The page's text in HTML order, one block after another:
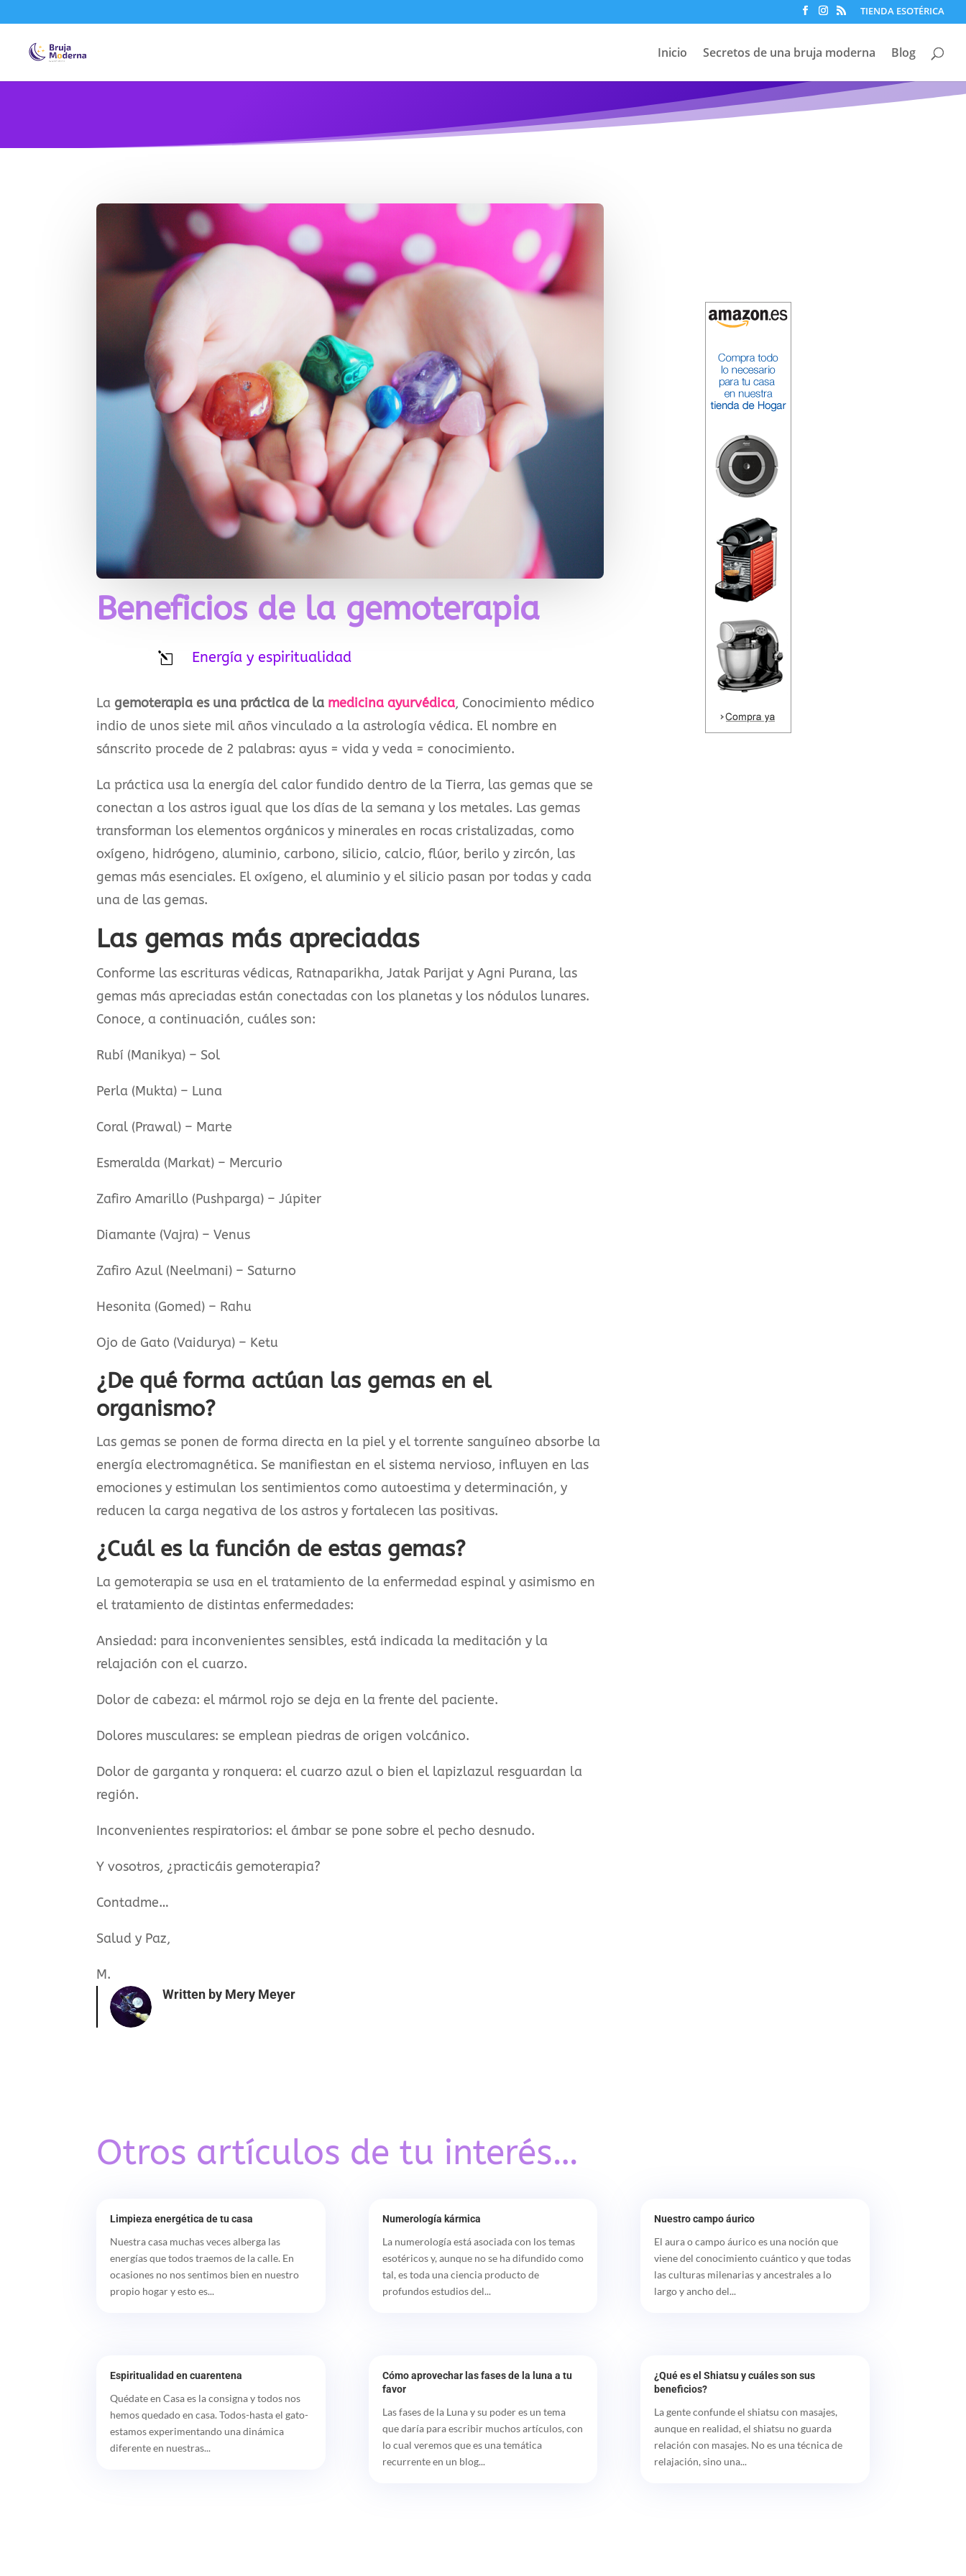
TIENDA ESOTÉRICA
Inicio Secretos de una bruja moderna Blog
Beneficios de la gemoterapia
l Energía y espiritualidad
Lagemoterapia es una práctica de la medicina ayurvédica, Conocimiento médico
indio de unos siete mil años vinculado a la astrología védica. El nombre en
sánscrito procede de 2 palabras: ayus = vida y veda = conocimiento.
La práctica usa la energía del calor fundido dentro de la Tierra, las gemas que se
conectan a los astros igual que los días de la semana y los metales. Las gemas
transforman los elementos orgánicos y minerales en rocas cristalizadas, como
oxígeno, hidrógeno, aluminio, carbono, silicio, calcio, flúor, berilo y zircón, las
gemas más esenciales. El oxígeno, el aluminio y el silicio pasan por todas y cada
una de las gemas.
Las gemas más apreciadas
Conforme las escrituras védicas, Ratnaparikha, Jatak Parijat y Agni Purana, las
gemas más apreciadas están conectadas con los planetas y los nódulos lunares.
Conoce, a continuación, cuáles son:
Rubí (Manikya) – Sol
Perla (Mukta) – Luna
Coral (Prawal) – Marte
Esmeralda (Markat) – Mercurio
Zafiro Amarillo (Pushparga) – Júpiter
Diamante (Vajra) – Venus
Zafiro Azul (Neelmani) – Saturno
Hesonita (Gomed) – Rahu
Ojo de Gato (Vaidurya) – Ketu
¿De qué forma actúan las gemas en el
organismo?
Las gemas se ponen de forma directa en la piel y el torrente sanguíneo absorbe la
energía electromagnética. Se manifiestan en el sistema nervioso, influyen en las
emociones y estimulan los sentimientos como autoestima y determinación, y
reducen la carga negativa de los astros y fortalecen las positivas.
¿Cuál es la función de estas gemas?
La gemoterapia se usa en el tratamiento de la enfermedad espinal y asimismo en
el tratamiento de distintas enfermedades:
Ansiedad: para inconvenientes sensibles, está indicada la meditación y la
relajación con el cuarzo.
Dolor de cabeza: el mármol rojo se deja en la frente del paciente.
Dolores musculares: se emplean piedras de origen volcánico.
Dolor de garganta y ronquera: el cuarzo azul o bien el lapizlazul resguardan la
región.
Inconvenientes respiratorios: el ámbar se pone sobre el pecho desnudo.
Y vosotros, ¿practicáis gemoterapia?
Contadme…
Salud y Paz,
M.
Written by Mery Meyer
Otros artículos de tu interés…
Limpieza energética de tu casa
Nuestra casa muchas veces alberga las
energías que todos traemos de la calle. En
ocasiones no nos sentimos bien en nuestro
propio hogar y esto es...
Espiritualidad en cuarentena
Quédate en Casa es la consigna y todos nos
hemos quedado en casa. Todos-hasta el gato-
estamos experimentando una dinámica
diferente en nuestras...
Numerología kármica
La numerología está asociada con los temas
esotéricos y, aunque no se ha difundido como
tal, es toda una ciencia producto de
profundos estudios del...
Cómo aprovechar las fases de la luna a tu
favor
Las fases de la Luna y su poder es un tema
que daría para escribir muchos artículos, con
lo cual veremos que es una temática
recurrente en un blog...
Nuestro campo áurico
El aura o campo áurico es una noción que
viene del conocimiento cuántico y que todas
las culturas milenarias y ancestrales a lo
largo y ancho del...
¿Qué es el Shiatsu y cuáles son sus
beneficios?
La gente confunde el shiatsu con masajes,
aunque en realidad, el shiatsu no guarda
relación con masajes. No es una técnica de
relajación, sino una...